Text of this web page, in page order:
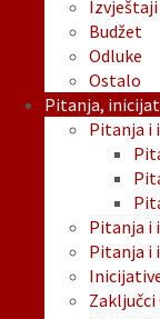
Izvještaji
Budžet
Odluke
Ostalo
Pitanja,
Pitanja i
Pitanja i
Pitanja i
Zaključci